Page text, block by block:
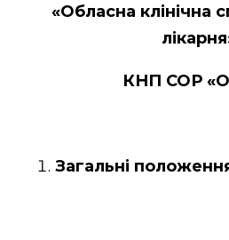
«Обласна клінічна
КНП СОР
Загальні